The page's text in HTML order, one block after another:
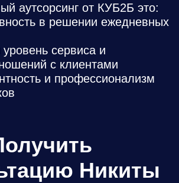
аутсорсинг от КУБ2Б это:
в решении ежедневных
сервиса и
с клиентами
и профессионализм
Никиты